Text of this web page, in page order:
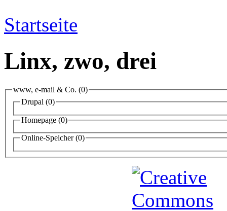
Startseite
Linx, zwo, drei
www, e-mail & Co. (0)
Drupal (0)
Homepage (0)
Online-Speicher(0)